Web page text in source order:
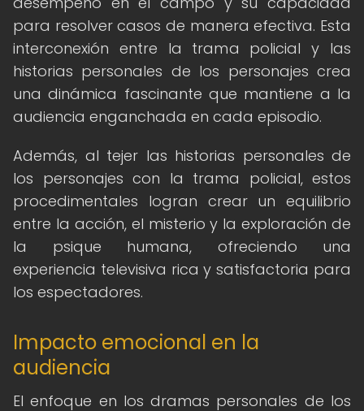
para resolver casos de manera efectiva. Esta
interconexión entre la trama policial y las
historias personales de los personajes crea
una dinámica fascinante que mantiene a la
audiencia enganchada en cada episodio.
Además, al tejer las historias personales de
los personajes con la trama policial, estos
procedimentales logran crear un equilibrio
entre la acción, el misterio y la exploración de
la psique humana, ofreciendo una
experiencia televisiva rica y satisfactoria para
los espectadores.
Impacto emocional en la
audiencia
El enfoque en los dramas personales de los